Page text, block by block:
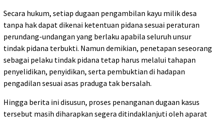
Secara hukum, setiap dugaan pengambilan kayu milik desa
tanpa hak dapat dikenai ketentuan pidana sesuai peraturan
perundang-undangan yang berlaku apabila seluruh unsur
tindak pidana terbukti. Namun demikian, penetapan seseorang
sebagai pelaku tindak pidana tetap harus melalui tahapan
penyelidikan, penyidikan, serta pembuktian di hadapan
pengadilan sesuai asas praduga tak bersalah.
Hingga berita ini disusun, proses penanganan dugaan kasus
tersebut masih diharapkan segera ditindaklanjuti oleh aparat